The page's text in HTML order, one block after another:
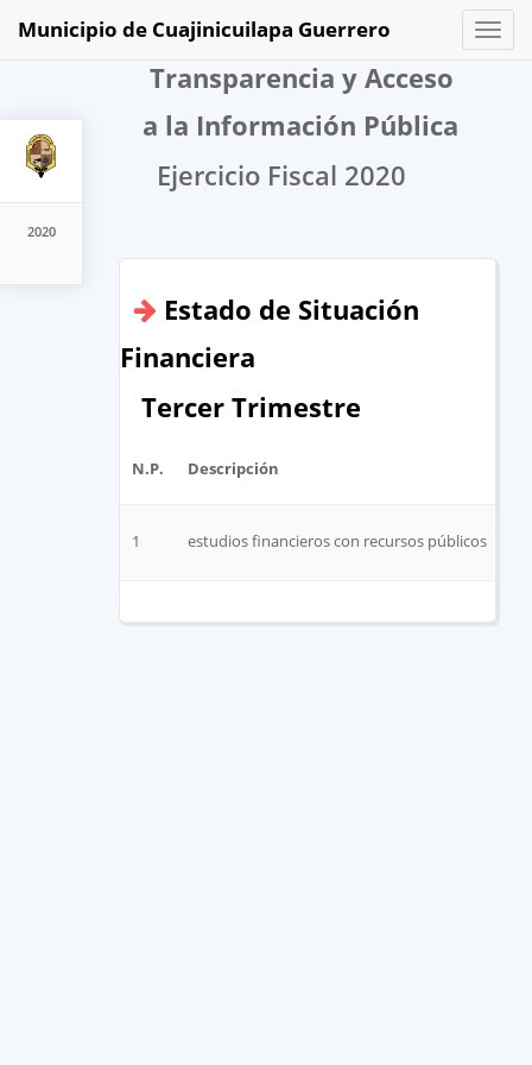
2020
Toggle
Municipio de Cuajinicuilapa Guerrero
Transparencia y Acceso
a la Información Pública
Ejercicio Fiscal 2020
Estado de Situación
Financiera
Tercer Trimestre
N.P. Descripción
1 estudios financieros con recursos públicos